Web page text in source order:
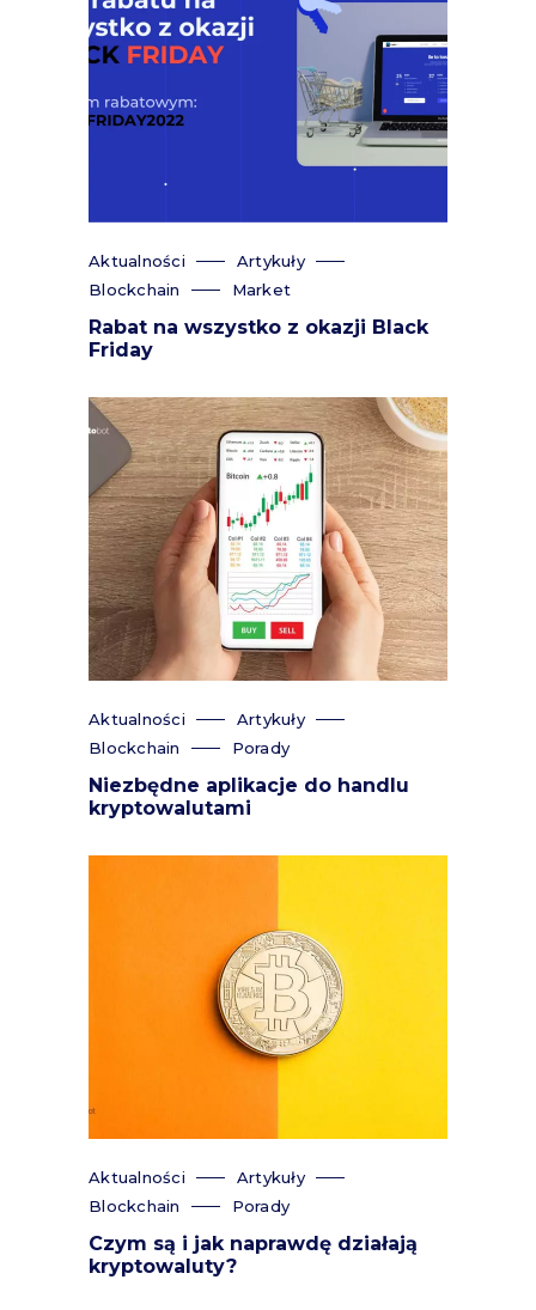
Aktualności
Artykuły
Blockchain
Market
Rabat na wszystko z okazji Black
Friday
Aktualności
Artykuły
Blockchain
Porady
Niezbędne aplikacje do handlu
kryptowalutami
Aktualności
Artykuły
Blockchain
Porady
Czym są i jak naprawdę działają
kryptowaluty?